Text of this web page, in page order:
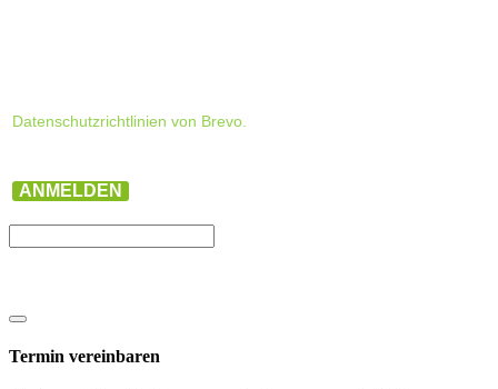
Datenschutzrichtlinien von Brevo.
ANMELDEN
Termin vereinbaren